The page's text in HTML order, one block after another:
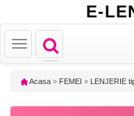
E-
Toggle
navigation
Toggle
navigation
Acasa » FEMEI » LENJERIE